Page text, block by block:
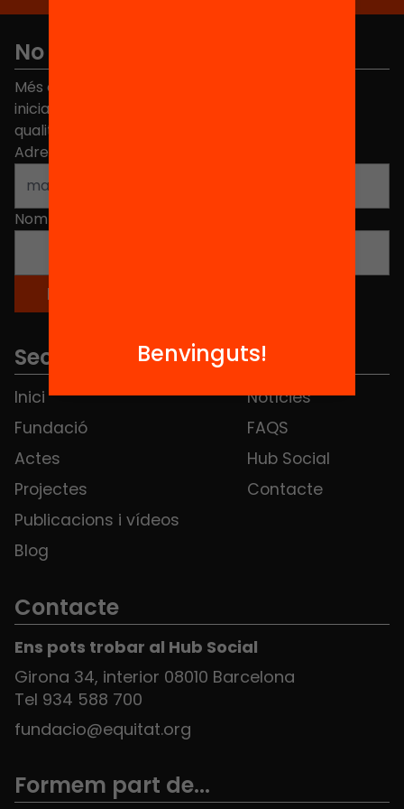
No et perdis res
Més de 40.000 persones ja han triat Equitat. Rep
iniciatives, propostes i projectes per millorar la
qualitat de l'educació a Catalunya.
Adreça electrònica
Nom
Seccions
Inici
Fundació
Actes
Projectes
Publicacions i vídeos
Blog
Notícies
FAQS
Hub Social
Contacte
Contacte
Ens pots trobar al Hub Social
Girona 34, interior 08010 Barcelona
Tel 934 588 700
fundacio@equitat.org
Formem part de...
Benvinguts!